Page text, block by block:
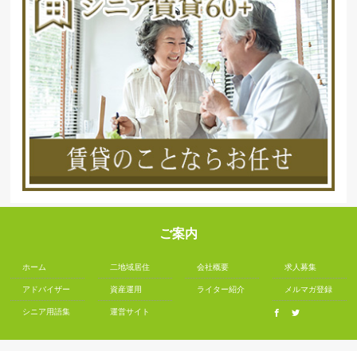
ご案内
ホーム
アドバイザー
シニア用語集
二地域居住
資産運用
運営サイト
会社概要
ライター紹介
求人募集
メルマガ登録